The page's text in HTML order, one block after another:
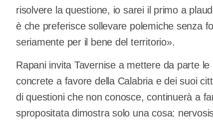
risolvere la questione, io sarei il primo a
è che preferisce sollevare polemiche senza
seriamente per il bene del territorio».
Rapani invita Tavernise a mettere da parte
concrete a favore della Calabria e dei suoi
di questioni che non conosce, continuerà a
spropositata dimostra solo una cosa: